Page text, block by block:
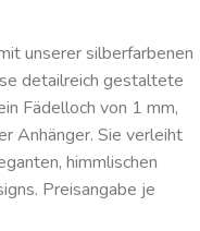
unserer silberfarbenen
detailreich gestaltete
Fädelloch von 1 mm,
Anhänger. Sie verleiht
himmlischen
Preisangabe je